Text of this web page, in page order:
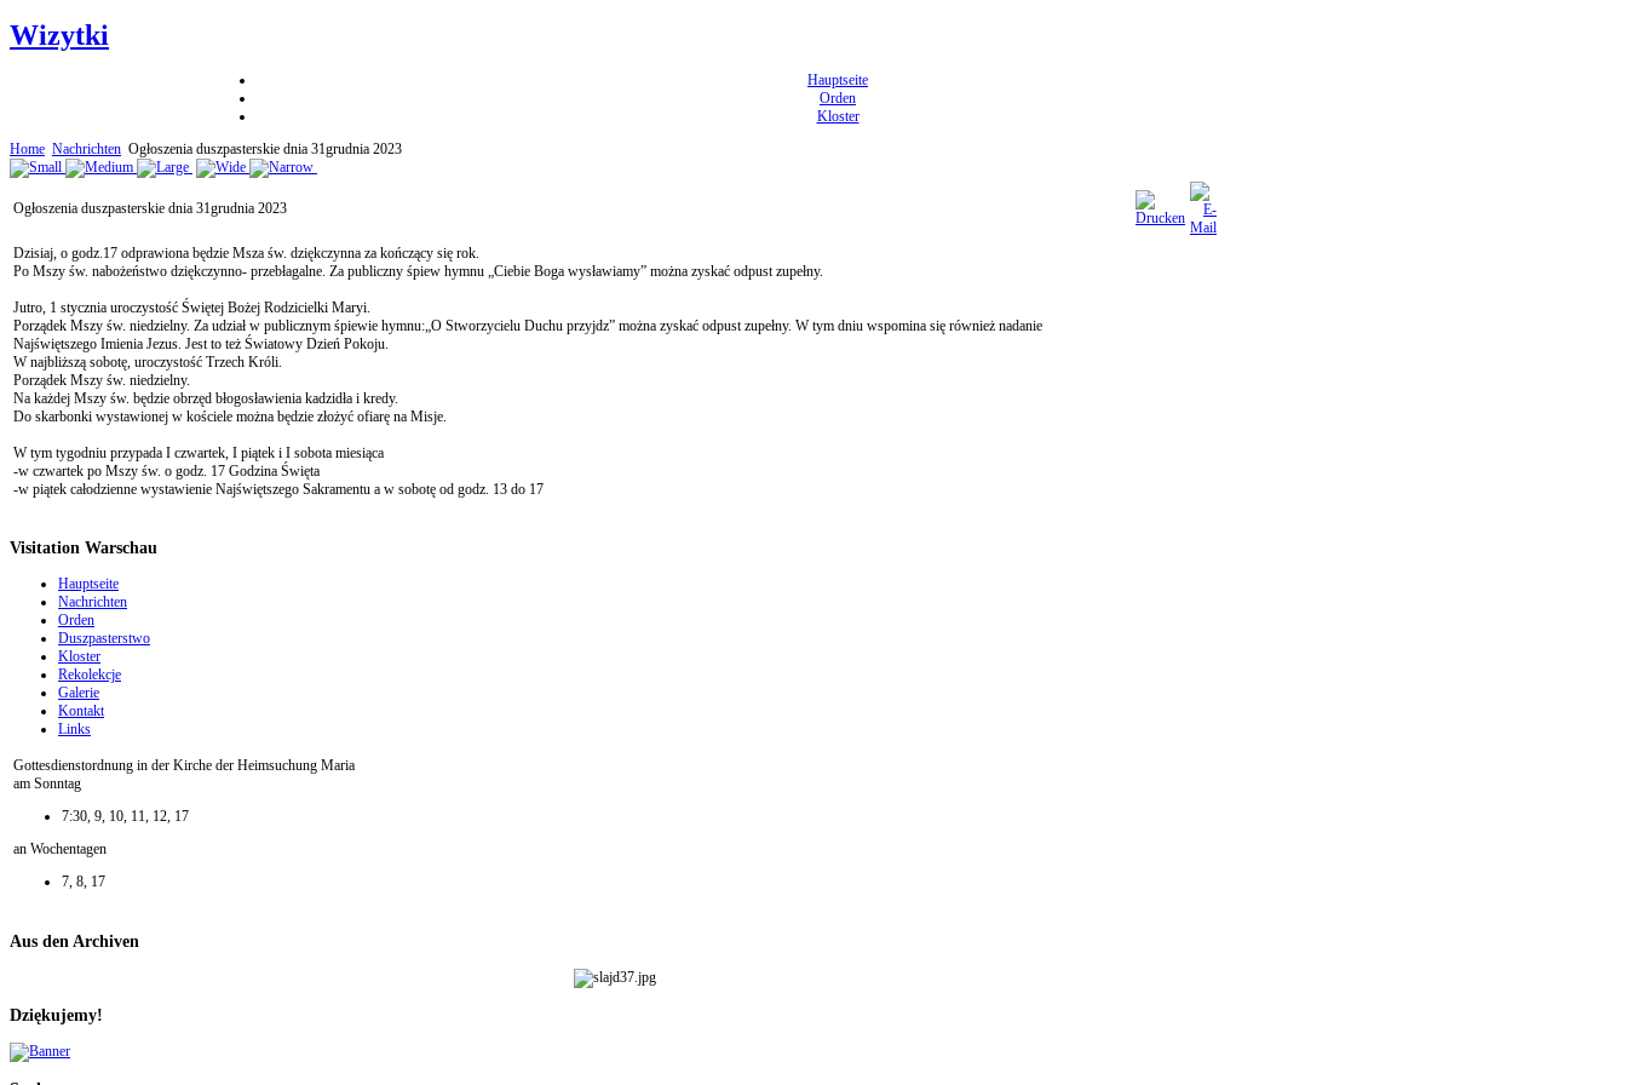
Wizytki
Hauptseite
Orden
Kloster
Home Nachrichten Ogłoszenia duszpasterskie dnia 31grudnia 2023
Ogłoszenia duszpasterskie dnia 31grudnia 2023
Dzisiaj, o godz.17 odprawiona będzie Msza św. dziękczynna za kończący się rok.
Po Mszy św. nabożeństwo dziękczynno- przebłagalne. Za publiczny śpiew hymnu „Ciebie Boga wysławiamy” można zyskać odpust zupełny.
Jutro, 1 stycznia uroczystość Świętej Bożej Rodzicielki Maryi.
Porządek Mszy św. niedzielny. Za udział w publicznym śpiewie hymnu:„O Stworzycielu Duchu przyjdz” można zyskać odpust zupełny. W tym dniu wspomina się również nadanie
Najświętszego Imienia Jezus. Jest to też Światowy Dzień Pokoju.
W najbliższą sobotę, uroczystość Trzech Króli.
Porządek Mszy św. niedzielny.
Na każdej Mszy św. będzie obrzęd błogosławienia kadzidła i kredy.
Do skarbonki wystawionej w kościele można będzie złożyć ofiarę na Misje.
W tym tygodniu przypada I czwartek, I piątek i I sobota miesiąca
-w czwartek po Mszy św. o godz. 17 Godzina Święta
-w piątek całodzienne wystawienie Najświętszego Sakramentu a w sobotę od godz. 13 do 17
Visitation Warschau
Hauptseite
Nachrichten
Orden
Duszpasterstwo
Kloster
Rekolekcje
Galerie
Kontakt
Links
Gottesdienstordnung in der Kirche der Heimsuchung Maria
am Sonntag
7:30, 9, 10, 11, 12, 17
an Wochentagen
7, 8, 17
Aus den Archiven
Dziękujemy!